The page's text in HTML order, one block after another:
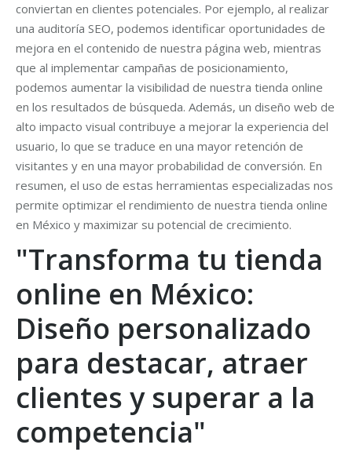
conviertan en clientes potenciales. Por ejemplo, al realizar
una auditoría SEO, podemos identificar oportunidades de
mejora en el contenido de nuestra página web, mientras
que al implementar campañas de posicionamiento,
podemos aumentar la visibilidad de nuestra tienda online
en los resultados de búsqueda. Además, un diseño web de
alto impacto visual contribuye a mejorar la experiencia del
usuario, lo que se traduce en una mayor retención de
visitantes y en una mayor probabilidad de conversión. En
resumen, el uso de estas herramientas especializadas nos
permite optimizar el rendimiento de nuestra tienda online
en México y maximizar su potencial de crecimiento.
"Transforma tu tienda
online en México:
Diseño personalizado
para destacar, atraer
clientes y superar a la
competencia"